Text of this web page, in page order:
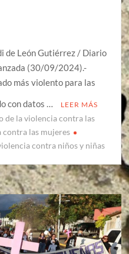
de León Gutiérrez / Diario
(30/09/2024).-
más violento para las
con datos …
LEER MÁS
de la violencia contra las
las mujeres
contra niños y niñas